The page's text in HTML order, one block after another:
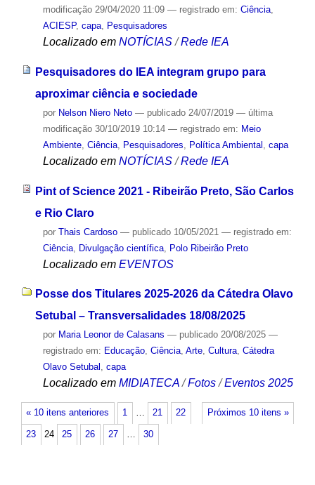
modificação29/04/2020 11:09 — registrado em: Ciência,
ACIESP, capa, Pesquisadores
Localizado em NOTÍCIAS /Rede IEA
Pesquisadores do IEA integram grupo para
aproximar ciência e sociedade
por Nelson Niero Neto — publicado24/07/2019 — última
modificação30/10/2019 10:14 — registrado em: Meio
Ambiente, Ciência, Pesquisadores Política Ambiental capa
Localizado em NOTÍCIAS /Rede IEA
Pint of Science 2021 - Ribeirão Preto, São Carlos
e Rio Claro
por Thais Cardoso — publicado10/05/2021 — registrado em:
Ciência, Divulgação científica, Polo Ribeirão Preto
Localizado em EVENTOS
Posse dos Titulares 2025-2026 da Cátedra Olavo
Setubal – Transversalidades 18/08/2025
por Maria Leonor de Calasans — publicado20/08/2025 —
registrado em: Educação, Ciência, Arte, Cultura, Cátedra
Olavo Setubal , capa
Localizado em MIDIATECA /Fotos /Eventos 2025
« 10 itens anteriores Próximos 10 itens »
1 … 21 22
23 24 25 26 27 … 30